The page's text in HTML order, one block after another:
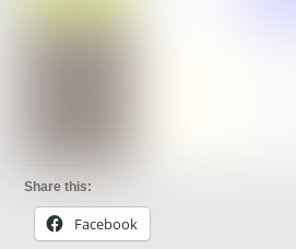
Share this:
Facebook